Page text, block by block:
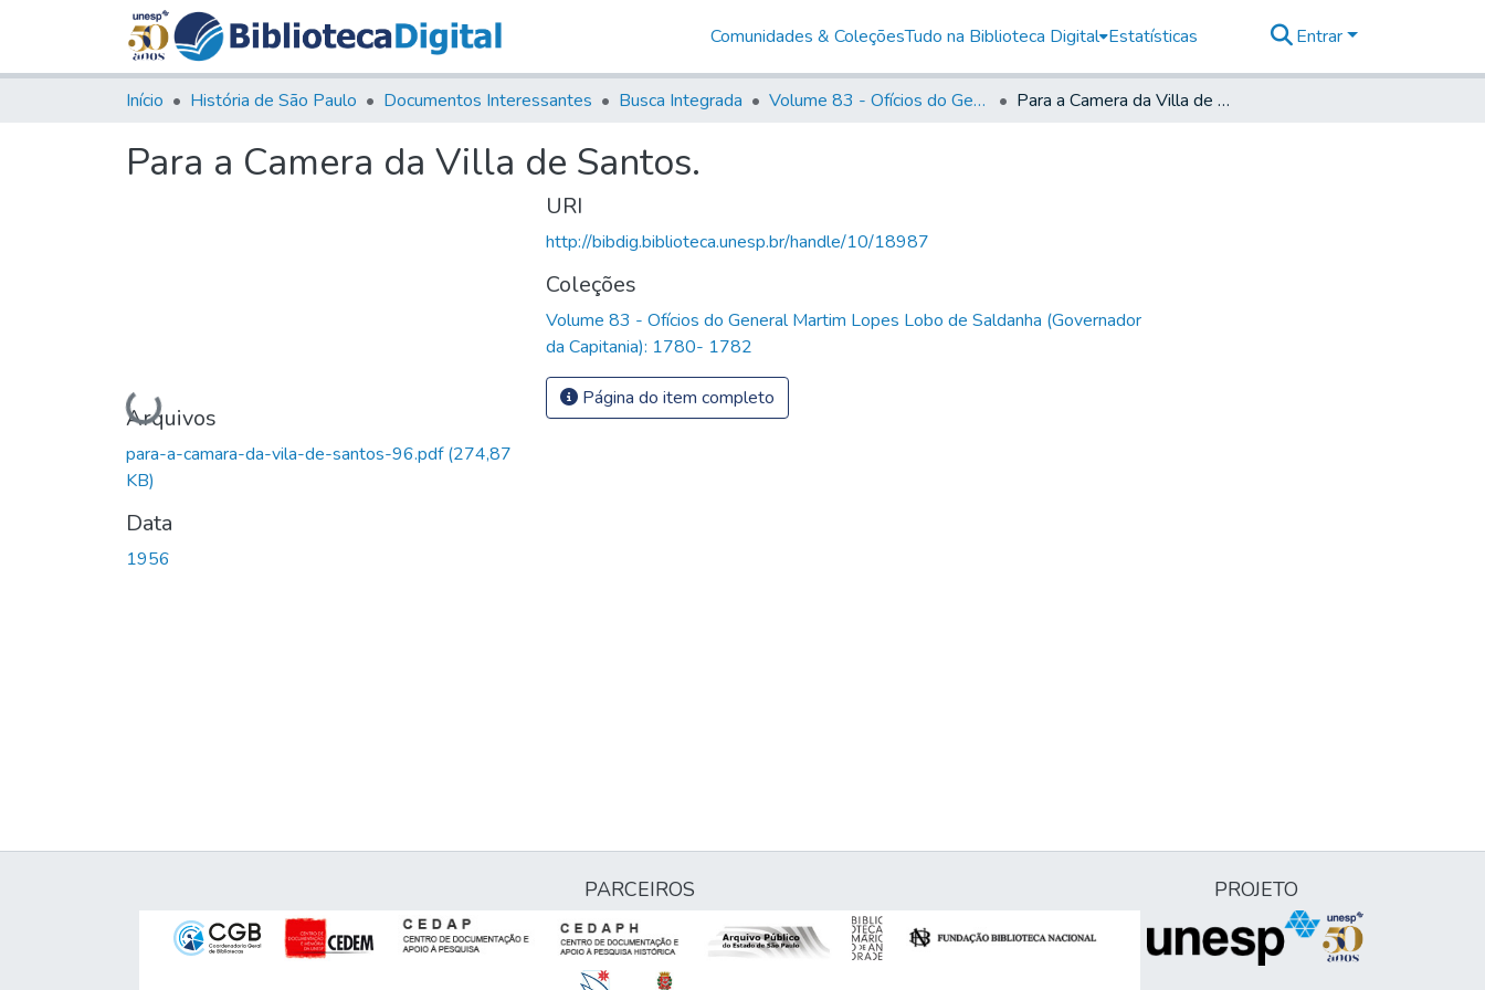
Comunidades & ColeçõesTudo na Biblioteca Digital Estatísticas Entrar
Início História de São Paulo Documentos Interessantes Busca Integrada Volume 83 - Ofícios do General Martim Lopes Lobo de Saldanha (Governador da Capitania): 1780- 1782 Para a Camera da Villa de Santos.
Para a Camera da Villa de Santos.
Carregando...
Arquivos
para-a-camara-da-vila-de-santos-96.pdf(274,87
KB)
Data
1956
URI
http://bibdig.biblioteca.unesp.br/handle/10/18987
Coleções
Volume 83 - Ofícios do General Martim Lopes Lobo de Saldanha (Governador
da Capitania): 1780- 1782
Página do item completo
PARCEIROS PROJETO